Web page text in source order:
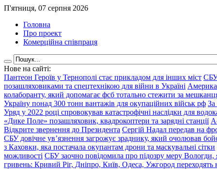
П'ятниця, 07 серпня 2026
Головна
Про проект
Комерційна співпраця
Нове на сайті:
Пантеон Героїв у Тернополі стає прикладом для інших міст СБУ
позашляховиками та спецтехнікою для війни в Україні
колаборанту, який допомагає фсб тотально стежити за
Україну понад 300 тонн вантажів для окупаційних військ рф За
Уряд у 2022 році спровокував катастрофічні наслідки для
«Дике Поле» позашляховик, квадрокоптери та зарядні станції
Відкрите звернення до Президента Сергій Надал передав на
СБУ довічне ув’язнення загрожує зраднику, який очолював
з Каховки, яка постачала окупантам дрони та маскувальні сітки
можливості СБУ заочно повідомила про підозру меру Вологди,
гривень: Кривий Ріг, Дніпро, Київ, Одеса, Ужгород переходять